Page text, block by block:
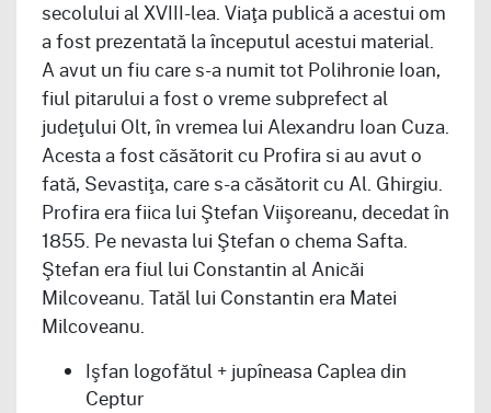
secolului al XVIII-lea. Viaţa publică a acestui om
a fost prezentată la începutul acestui material.
A avut un fiu care s-a numit tot Polihronie Ioan,
fiul pitarului a fost o vreme subprefect al
judeţului Olt, în vremea lui Alexandru Ioan Cuza.
Acesta a fost căsătorit cu Profira si au avut o
fată, Sevastiţa, care s-a căsătorit cu Al. Ghirgiu.
Profira era fiica lui Ştefan Viişoreanu, decedat în
1855. Pe nevasta lui Ştefan o chema Safta.
Ştefan era fiul lui Constantin al Anicăi
Milcoveanu. Tatăl lui Constantin era Matei
Milcoveanu.
Işfan logofătul + jupîneasa Caplea din
Ceptur